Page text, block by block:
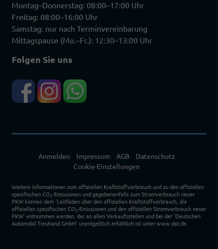
Montag–Donnerstag: 08:00–17:00 Uhr
Freitag: 08:00–16:00 Uhr
Samstag: nur nach Terminvereinbarung
Mittagspause (Mo.–Fr.): 12:30–13:00 Uhr
Folgen Sie uns
Anmelden Impressum AGB
Datenschutz
Cookie-Einstellungen
Weitere Informationen zum offiziellen Kraftstoffverbrauch und zu den offiziellen
spezifischen CO2-Emissionen und gegebenenfalls zum Stromverbrauch neuer
PKW können dem 'Leitfaden über den offiziellen Kraftstoffverbrauch, die
offiziellen spezifischen CO2-Emissionen und den offiziellen Stromverbrauch neuer
PKW' entnommen werden, der an allen Verkaufsstellen und bei der 'Deutschen
Automobil Treuhand GmbH' unentgeltlich erhältlich ist unter www.dat.de.